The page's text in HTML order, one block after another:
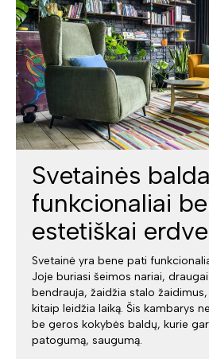
Svetainės
funkcionaliai
estetiškai
Svetainė yra bene pati
Joje buriasi šeimos nariai,
bendrauja, žaidžia stalo
kitaip leidžia laiką. Šis kambarys
be geros kokybės baldų, kurie
patogumą, saugumą.